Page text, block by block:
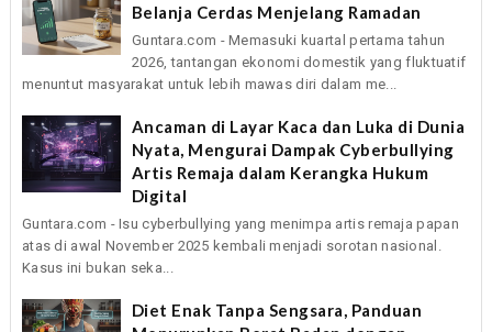
Belanja Cerdas Menjelang Ramadan
Guntara.com - Memasuki kuartal pertama tahun
2026, tantangan ekonomi domestik yang fluktuatif
menuntut masyarakat untuk lebih mawas diri dalam me...
Ancaman di Layar Kaca dan Luka di Dunia
Nyata, Mengurai Dampak Cyberbullying
Artis Remaja dalam Kerangka Hukum
Digital
Guntara.com - Isu cyberbullying yang menimpa artis remaja papan
atas di awal November 2025 kembali menjadi sorotan nasional.
Kasus ini bukan seka...
Diet Enak Tanpa Sengsara, Panduan